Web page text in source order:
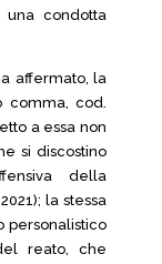
condotta
affermato, la
comma, cod.
a essa non
si discostino
della
la stessa
personalistico
reato, che